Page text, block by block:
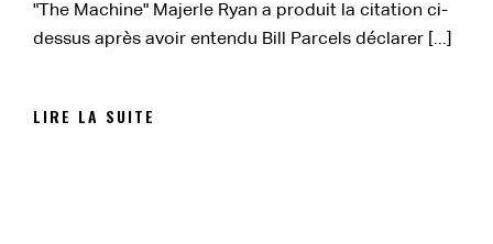
"The Machine" Majerle Ryan a produit la citation ci-
dessus après avoir entendu Bill Parcels déclarer [...]
LIRE LA SUITE